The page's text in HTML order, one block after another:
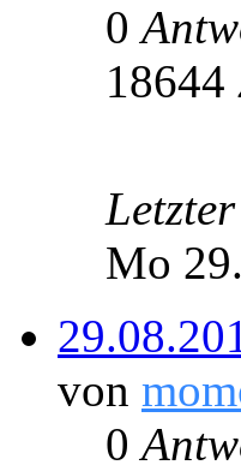
0
18644
Mo
von
0